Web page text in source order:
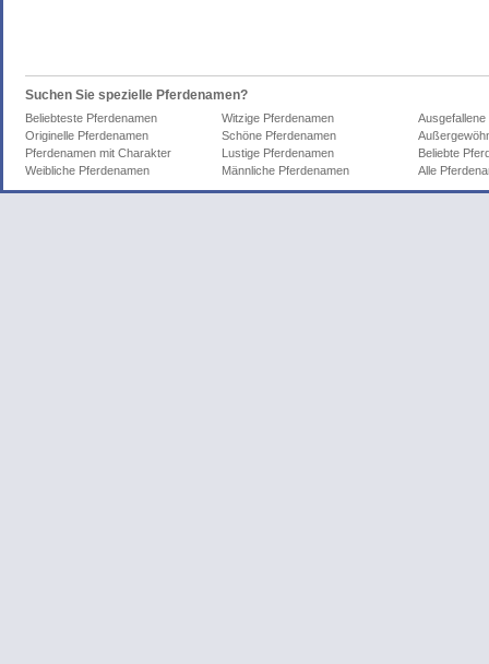
Suchen Sie spezielle Pferdenamen?
Beliebteste Pferdenamen Witzige Pferdenamen
Originelle Pferdenamen
Schöne Pferdenamen
Pferdenamen mit Charakter
Lustige Pferdenamen
Beliebte
Weibliche Pferdenamen
Männliche Pferdenamen Alle